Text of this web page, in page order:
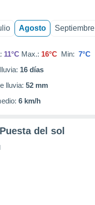
Agosto Septiembre
11°C Max.: 16°C Min: 7°C
16 días
lluvia: 52 mm
6 km/h
del sol